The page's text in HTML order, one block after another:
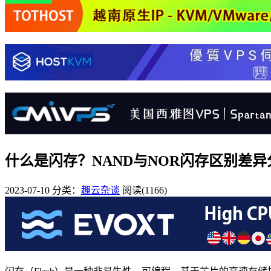
什么是闪存？NAND与NOR闪存区别差异
2023-07-10 分类： 趣云杂谈 阅读(1166)